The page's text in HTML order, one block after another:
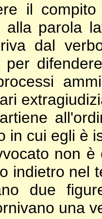
il
alla parola
dal
per
in cui egli è
non
indietro nel
due
una